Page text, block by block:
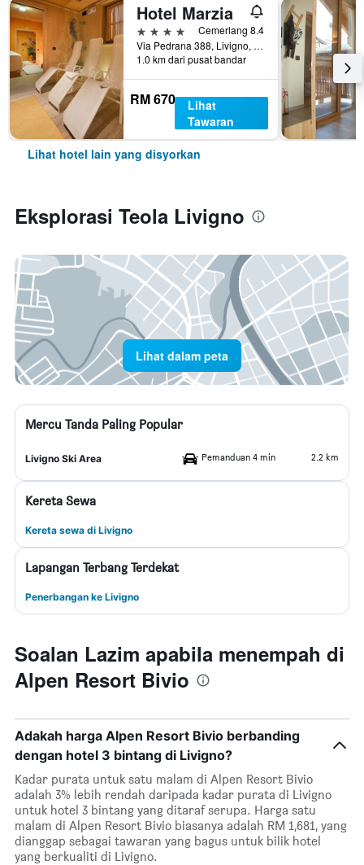
Hotel Marzia
4 bintang
Cemerlang 8.4
Via Pedrana 388, Livigno, Sondrio, Itali
1.0 km dari pusat bandar
RM 670
Lihat
Tawaran
Lihat hotel lain yang disyorkan
Eksplorasi Teola Livigno
Lihat dalam peta
Mercu Tanda Paling Popular
Livigno Ski Area Pemanduan 4 min 2.2 km
Kereta Sewa
Kereta sewa di Livigno
Lapangan Terbang Terdekat
Penerbangan ke Livigno
Soalan Lazim apabila menempah di
Alpen Resort Bivio
Adakah harga Alpen Resort Bivio berbanding
dengan hotel 3 bintang di Livigno?
Kadar purata untuk satu malam di Alpen Resort Bivio
adalah 3% lebih rendah daripada kadar purata di Livigno
untuk hotel 3 bintang yang ditaraf serupa. Harga satu
malam di Alpen Resort Bivio biasanya adalah RM 1,681, yang
dianggap sebagai tawaran yang bagus untuk bilik hotel
yang berkualiti di Livigno.